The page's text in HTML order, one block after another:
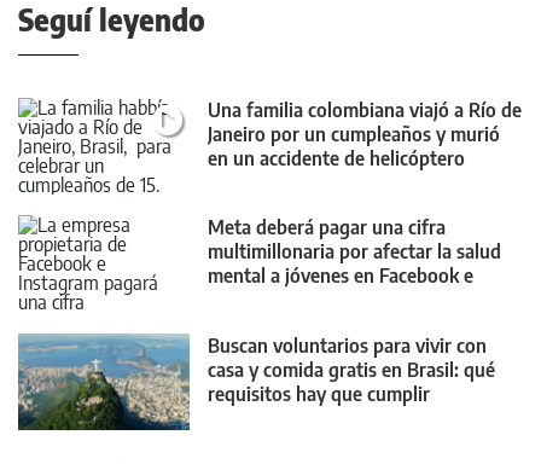
Seguí leyendo
Una familia colombiana viajó a Río de
Janeiro por un cumpleaños y murió
en un accidente de helicóptero
Meta deberá pagar una cifra
multimillonaria por afectar la salud
mental a jóvenes en Facebook e
Buscan voluntarios para vivir con
casa y comida gratis en Brasil: qué
requisitos hay que cumplir